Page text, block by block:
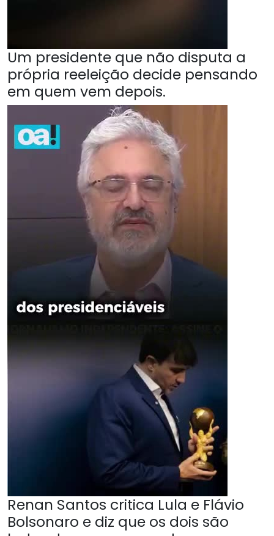
Um presidente que não disputa a
própria reeleição decide pensando
em quem vem depois.
Renan Santos critica Lula e Flávio
Bolsonaro e diz que os dois são